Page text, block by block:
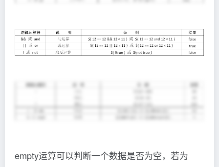
empty运算可以判断一个数据是否为空，若为